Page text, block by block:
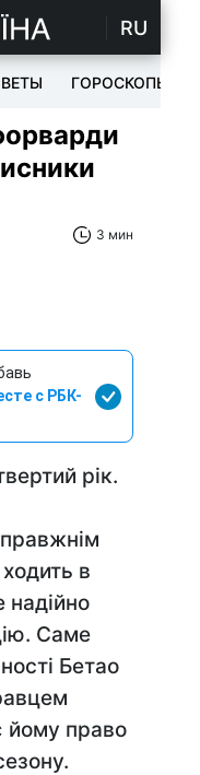
RU
ГОРОСКОПЫ
3 мин
с РБК-
рік.
в
надійно
Саме
Бетао
йому право